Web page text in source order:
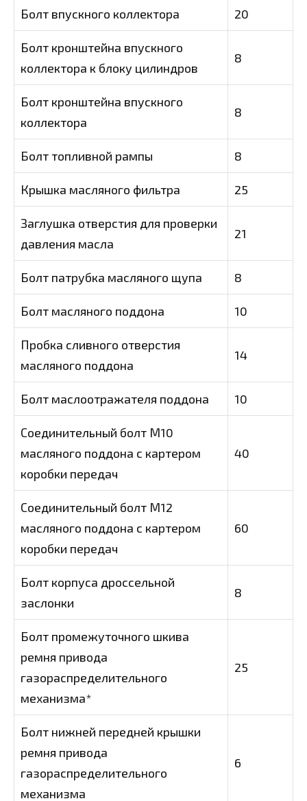
Болт впускного коллектора 20
Болт кронштейна впускного
коллектора к блоку цилиндров
8
Болт кронштейна впускного
коллектора
8
Болт топливной рампы 8
Крышка масляного фильтра 25
Заглушка отверстия для проверки
давления масла
21
Болт патрубка масляного щупа 8
Болт масляного поддона 10
Пробка сливного отверстия
масляного поддона
14
Болт маслоотражателя поддона 10
Соединительный болт М10
масляного поддона с картером
коробки передач
40
Соединительный болт М12
масляного поддона с картером
коробки передач
60
Болт корпуса дроссельной
заслонки
8
Болт промежуточного шкива
ремня привода
газораспределительного
механизма*
25
Болт нижней передней крышки
ремня привода
газораспределительного
механизма
6